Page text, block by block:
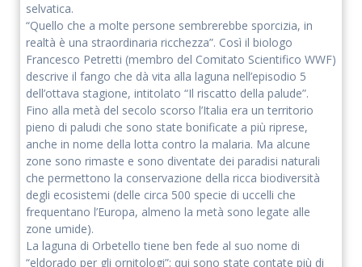
Accetto che i miei dati personali vengano registrati da questa
applicazione secondo la vostra normativa sulla privacy
selvatica.
“Quello che a molte persone sembrerebbe sporcizia, in
realtà è una straordinaria ricchezza”. Così il biologo
Francesco Petretti (membro del Comitato Scientifico WWF)
descrive il fango che dà vita alla laguna nell’episodio 5
dell’ottava stagione, intitolato “Il riscatto della palude”.
Fino alla metà del secolo scorso l’Italia era un territorio
pieno di paludi che sono state bonificate a più riprese,
anche in nome della lotta contro la malaria. Ma alcune
zone sono rimaste e sono diventate dei paradisi naturali
che permettono la conservazione della ricca biodiversità
degli ecosistemi (delle circa 500 specie di uccelli che
frequentano l’Europa, almeno la metà sono legate alle
zone umide).
La laguna di Orbetello tiene ben fede al suo nome di
“eldorado per gli ornitologi”: qui sono state contate più di